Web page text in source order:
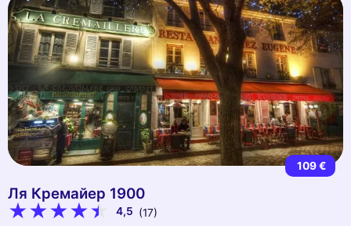
109 €
Ля Кремайер 1900
4,5 (17)